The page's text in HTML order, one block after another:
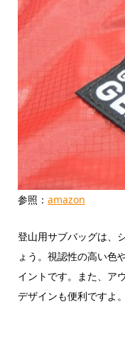
参照： amazon
登山用サブバッグは、
ょう。視認性の高い色
イントです。また、ア
デザインも便利ですよ。